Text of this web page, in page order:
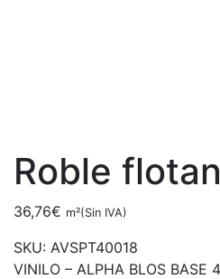
Roble
36,76€ m²(Sin IVA)
SKU: AVSPT40018
VINILO – ALPHA BLOS BASE 4